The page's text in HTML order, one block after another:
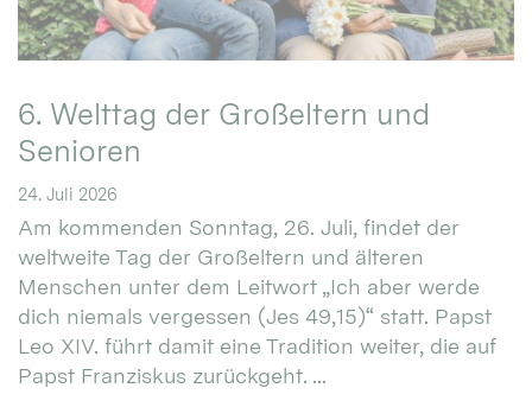
6. Welttag der Großeltern und
Senioren
24. Juli 2026
Am kommenden Sonntag, 26. Juli, findet der
weltweite Tag der Großeltern und älteren
Menschen unter dem Leitwort „Ich aber werde
dich niemals vergessen (Jes 49,15)“ statt. Papst
Leo XIV. führt damit eine Tradition weiter, die auf
Papst Franziskus zurückgeht. ...